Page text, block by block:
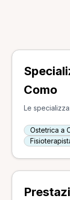
Como
Le
Ostetrica a